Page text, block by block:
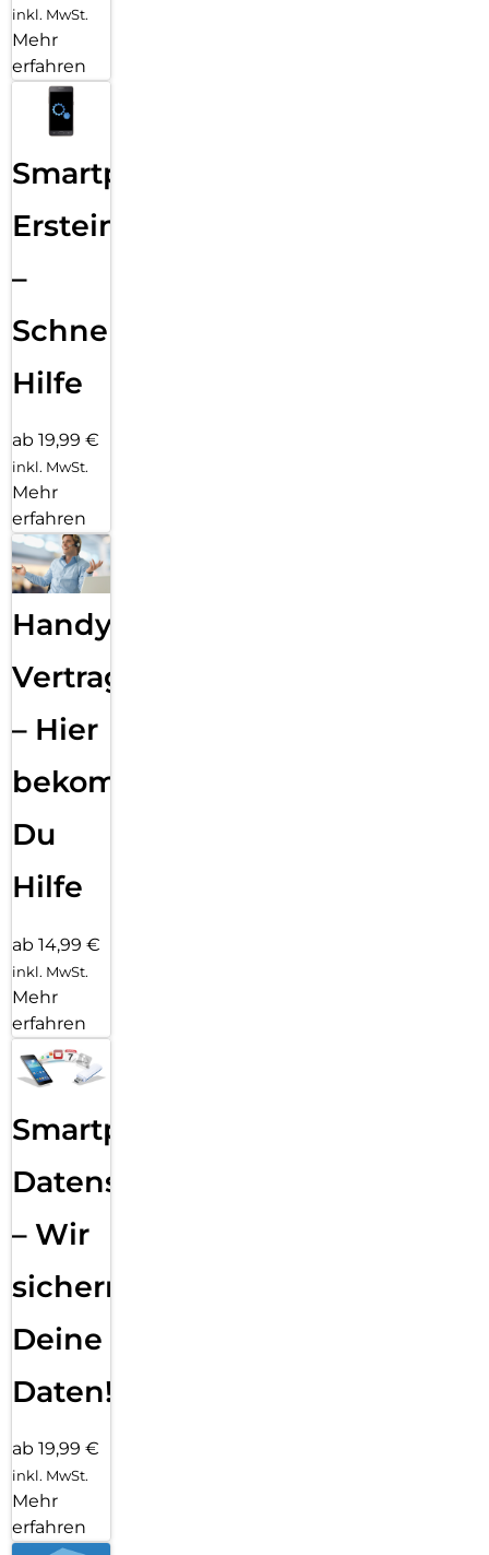
inkl. MwSt.
Mehr
erfahren
Smartphone
Ersteinrichtung
–
Schnelle
Hilfe
ab 19,99 €
inkl. MwSt.
Mehr
erfahren
Handy
Vertragsabwicklung
– Hier
bekommst
Du
Hilfe
ab 14,99 €
inkl. MwSt.
Mehr
erfahren
Smartphone
Datensicherung
– Wir
sichern
Deine
Daten!
ab 19,99 €
inkl. MwSt.
Mehr
erfahren